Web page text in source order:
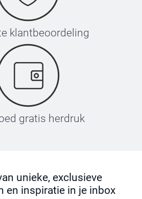
klantbeoordeling
gratis herdruk
unieke, exclusieve
en inspiratie in je inbox